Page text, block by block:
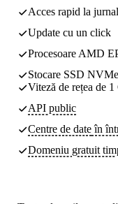
Acces rapid la
Update cu un click
Procesoare AMD
Stocare SSD NVMe
Viteză de rețea de 1
API public
Centre de dateîn
Domeniu gratuit